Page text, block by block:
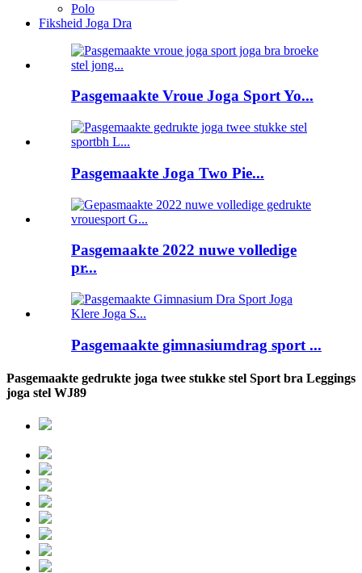
Polo
Fiksheid Joga Dra
Pasgemaakte Vroue Joga Sport Yo...
Pasgemaakte Joga Two Pie...
Pasgemaakte 2022 nuwe volledige
pr...
Pasgemaakte gimnasiumdrag sport ...
Pasgemaakte gedrukte joga twee stukke stel Sport bra Leggings
joga stel WJ89